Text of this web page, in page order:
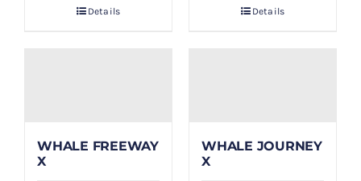
PAYMENT Details Details
WHALE FREEWAY
X
WHALE JOURNEY
X